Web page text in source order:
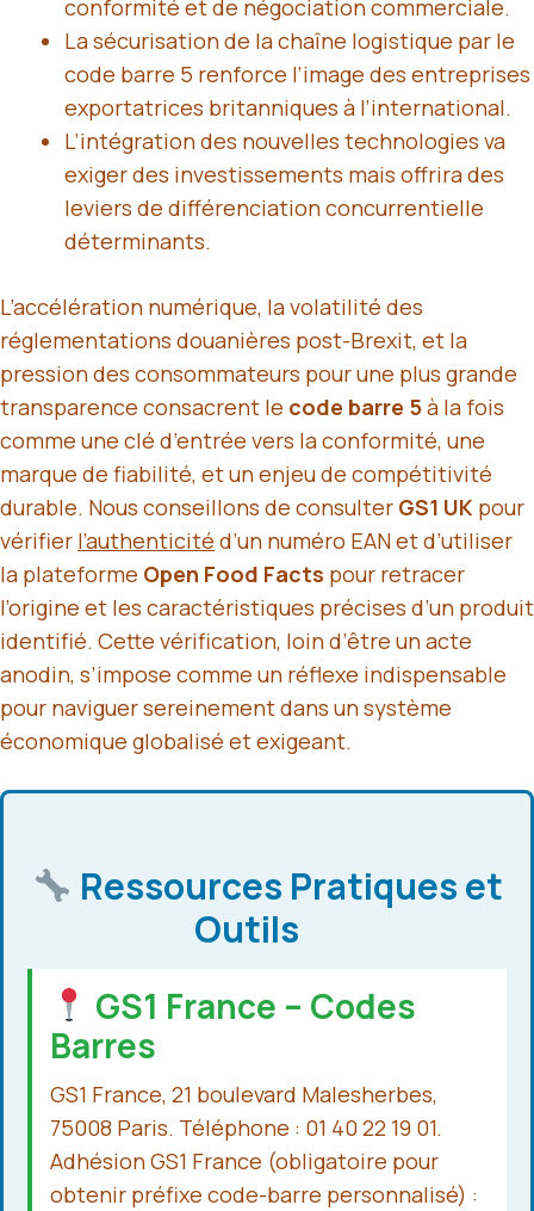
conformité et de négociation commerciale.
La sécurisation de la chaîne logistique par le
code barre 5 renforce l’image des entreprises
exportatrices britanniques à l’international.
L’intégration des nouvelles technologies va
exiger des investissements mais offrira des
leviers de différenciation concurrentielle
déterminants.
L’accélération numérique, la volatilité des
réglementations douanières post-Brexit, et la
pression des consommateurs pour une plus grande
transparence consacrent le code barre 5à la fois
comme une clé d’entrée vers la conformité, une
marque de fiabilité, et un enjeu de compétitivité
durable. Nous conseillons de consulter GS1 UK pour
vérifier l’authenticité d’un numéro EAN et d’utiliser
la plateforme Open Food Facts pour retracer
l’origine et les caractéristiques précises d’un produit
identifié. Cette vérification, loin d’être un acte
anodin, s’impose comme un réflexe indispensable
pour naviguer sereinement dans un système
économique globalisé et exigeant.
Ressources Pratiques et
Outils
GS1 France – Codes
Barres
GS1 France, 21 boulevard Malesherbes,
75008 Paris. Téléphone : 01 40 22 19 01.
Adhésion GS1 France (obligatoire pour
obtenir préfixe code-barre personnalisé) :